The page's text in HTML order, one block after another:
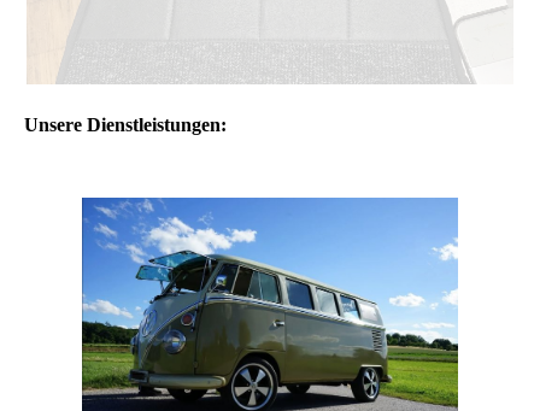
Unsere Dienstleistungen: